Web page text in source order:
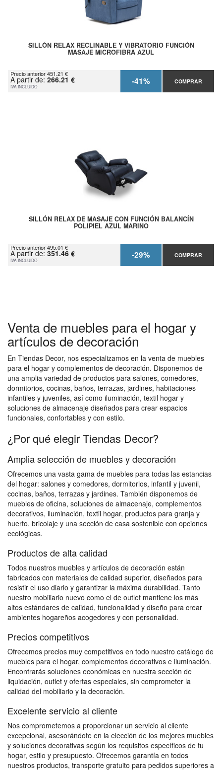
SILLÓN RELAX RECLINABLE Y VIBRATORIO FUNCIÓN
MASAJE MICROFIBRA AZUL
Precio anterior 451.21 €
A partir de: 266.21 €
IVA INCLUIDO -41% COMPRAR
SILLÓN RELAX DE MASAJE CON FUNCIÓN BALANCÍN
POLIPIEL AZUL MARINO
Precio anterior 495.01 €
A partir de: 351.46 €
IVA INCLUIDO -29% COMPRAR
Venta de muebles para el hogar y
artículos de decoración
En Tiendas Decor, nos especializamos en la venta de muebles
para el hogar y complementos de decoración. Disponemos de
una amplia variedad de productos para salones, comedores,
dormitorios, cocinas, baños, terrazas, jardines, habitaciones
infantiles y juveniles, así como iluminación, textil hogar y
soluciones de almacenaje diseñados para crear espacios
funcionales, confortables y con estilo.
¿Por qué elegir Tiendas Decor?
Amplia selección de muebles y decoración
Ofrecemos una vasta gama de muebles para todas las estancias
del hogar: salones y comedores, dormitorios, infantil y juvenil,
cocinas, baños, terrazas y jardines. También disponemos de
muebles de oficina, soluciones de almacenaje, complementos
decorativos, iluminación, textil hogar, productos para granja y
huerto, bricolaje y una sección de casa sostenible con opciones
ecológicas.
Productos de alta calidad
Todos nuestros muebles y artículos de decoración están
fabricados con materiales de calidad superior, diseñados para
resistir el uso diario y garantizar la máxima durabilidad. Tanto
nuestro mobiliario nuevo como el de outlet mantiene los más
altos estándares de calidad, funcionalidad y diseño para crear
ambientes hogareños acogedores y con personalidad.
Precios competitivos
Ofrecemos precios muy competitivos en todo nuestro catálogo de
muebles para el hogar, complementos decorativos e iluminación.
Encontrarás soluciones económicas en nuestra sección de
liquidación, outlet y ofertas especiales, sin comprometer la
calidad del mobiliario y la decoración.
Excelente servicio al cliente
Nos comprometemos a proporcionar un servicio al cliente
excepcional, asesorándote en la elección de los mejores muebles
y soluciones decorativas según los requisitos específicos de tu
hogar, estilo y presupuesto. Ofrecemos garantía en todos
nuestros productos, transporte gratuito para pedidos superiores a